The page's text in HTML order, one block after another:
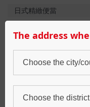
日式精緻便當
里脊豬排便當
肪分佈均稱的里脊肉。附
麗菜絲。便當僅附豬排醬
NT$ 240
益活雞脆嫩雞排便當
The address
Choose the city/
Choose the district